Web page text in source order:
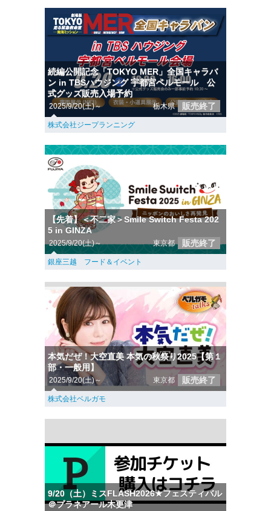
続編公開記念「TOKYO MER」全国キャラバ
ン in TBSハウジング 宇都宮ベルモール 公
式グッズ販売入場予約
2025/9/20(土)～ 栃木県 販売終了
株式会社ジープランニング
【先着】＜不二家＞Smile Switch Festa 202
5 in GINZA
2025/9/20(土)～ 東京都 販売終了
銀座三越 フード＆イベント
本気だぜ！大空直美 本気の秋祭り2025【第１
部・一般用】
2025/9/20(土)～ 東京都 販売終了
株式会社ベルガモ
9/20（土）ミスFLASH2026★フェスティバル
＠プラネアール木更津